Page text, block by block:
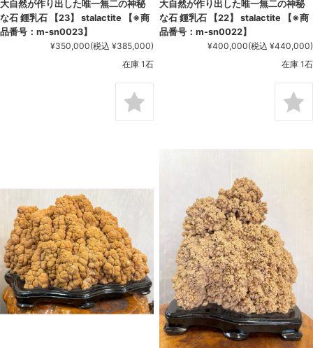
大自然が作り出した唯一無二の神秘
な石 鍾乳石 【23】 stalactite 【※商
品番号：m-sn0023】
¥350,000(税込 ¥385,000)
在庫 1石
大自然が作り出した唯一無二の神秘
な石 鍾乳石 【22】 stalactite 【※商
品番号：m-sn0022】
¥400,000(税込 ¥440,000)
在庫 1石